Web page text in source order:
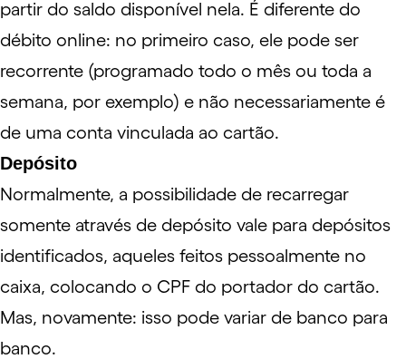
partir do saldo disponível nela. É diferente do
débito online: no primeiro caso, ele pode ser
recorrente (programado todo o mês ou toda a
semana, por exemplo) e não necessariamente é
de uma conta vinculada ao cartão.
Depósito
Normalmente, a possibilidade de recarregar
somente através de depósito vale para depósitos
identificados, aqueles feitos pessoalmente no
caixa, colocando o CPF do portador do cartão.
Mas, novamente: isso pode variar de banco para
banco.